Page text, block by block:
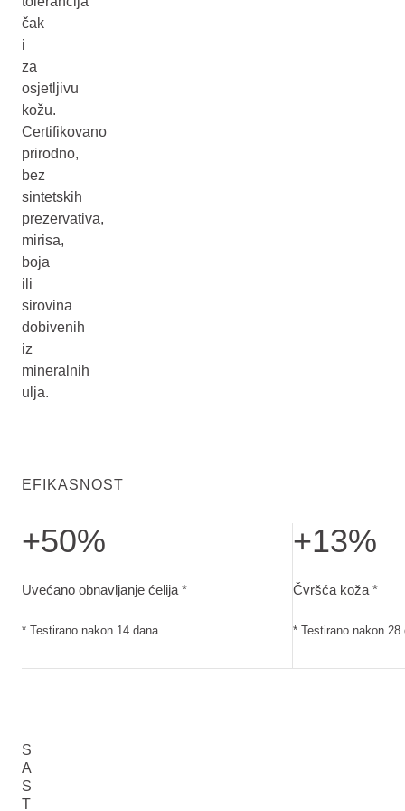
čak
i
za
osjetljivu
kožu.
Certifikovano
prirodno,
bez
sintetskih
prezervativa,
mirisa,
boja
ili
sirovina
dobivenih
iz
mineralnih
ulja.
EFIKASNOST
+50%
Uvećano obnavljanje ćelija *
* Testirano nakon 14 dana
+13%
Čvršća koža *
* Testirano nakon 28
S
A
S
T